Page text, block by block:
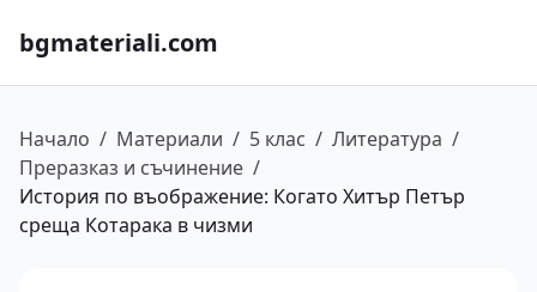
bgmateriali.com
Начало / Материали / 5 клас / Литература /
Преразказ и съчинение /
История по въображение: Когато Хитър Петър
среща Котарака в чизми